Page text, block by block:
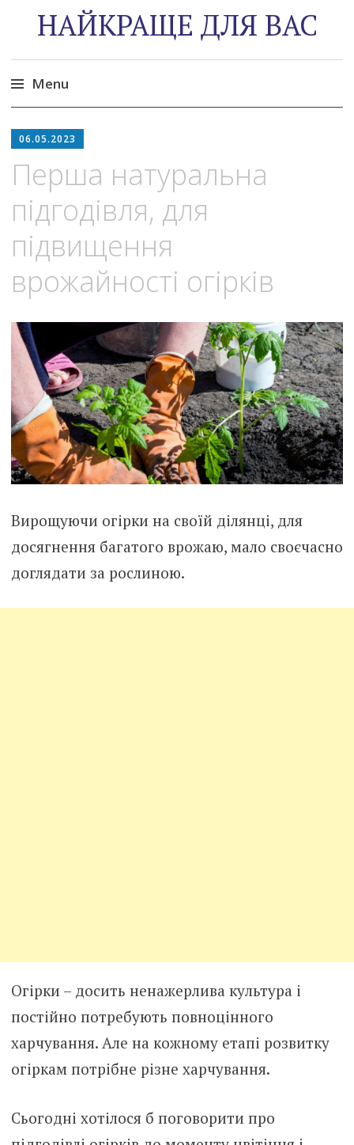
НАЙКРАЩЕ ДЛЯ ВАС
Menu
to
06.05.2023
Перша натуральна
підгодівля, для
підвищення
врожайності огірків
Вирощуючи огірки на своїй ділянці, для
досягнення багатого врожаю, мало своєчасно
доглядати за рослиною.
Огірки – досить ненажерлива культура і
постійно потребують повноцінного
харчування. Але на кожному етапі розвитку
огіркам потрібне різне харчування.
Сьогодні хотілося б поговорити про